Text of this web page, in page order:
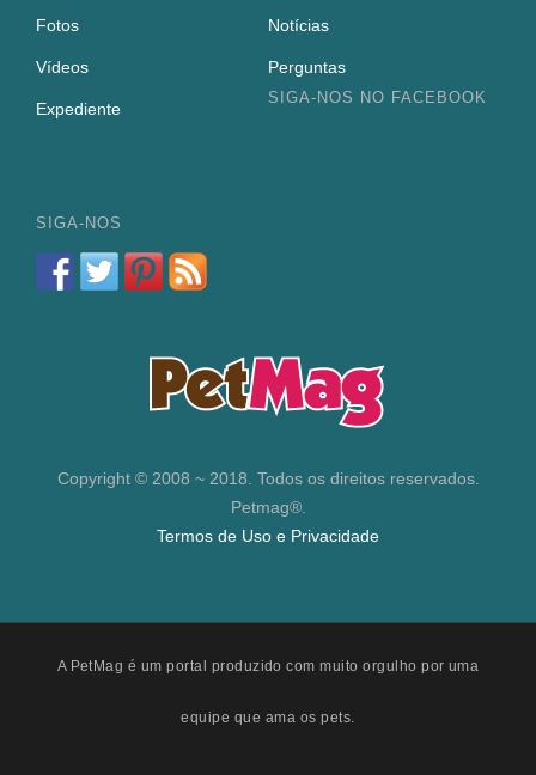
Fotos Notícias
Vídeos Perguntas
Expediente
SIGA-NOS NO FACEBOOK
SIGA-NOS
Copyright © 2008 ~ 2018. Todos os direitos reservados.
Petmag®.
Termos de Uso e Privacidade
A PetMag é um portal produzido com muito orgulho por uma
equipe que ama os pets.